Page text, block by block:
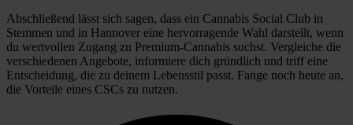
Abschließend lässt sich sagen, dass ein Cannabis Social Club in
Stemmen und in Hannover eine hervorragende Wahl darstellt, wenn
du wertvollen Zugang zu Premium-Cannabis suchst. Vergleiche die
verschiedenen Angebote, informiere dich gründlich und triff eine
Entscheidung, die zu deinem Lebensstil passt. Fange noch heute an,
die Vorteile eines CSCs zu nutzen.